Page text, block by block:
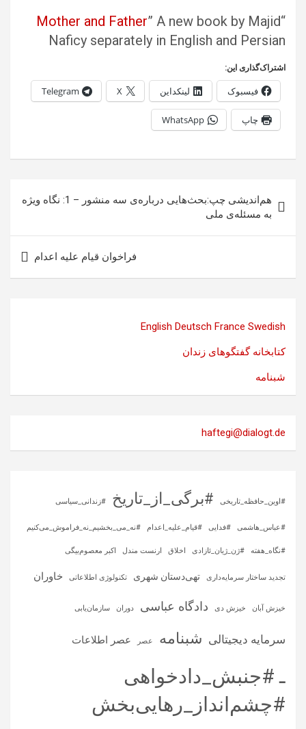
“
Mother and Father” A new book by Majid
Naficy separately in English and Persian
اشتراک‌گذاری این:
فیسبوک لینکداین X
Telegram
چاپ WhatsApp
نوشته
هم‌اندیشی چپ:بحث‌هایی درباره‌ی سه منشور – 1: نگاه ویژه
به مسئله‌ی ملی
فراخوان قیام علیه اعدام
English Deutsch France Swedish
کتابخانه گفتگوهای زندان
شبنامه
haftegi@dialogt.de
#اوین_حافظه_تاریخی #برگی_از_تاریخ #زندانی_سیاسی
#عباس_هاشمی #فدایی #قیام_علیه_اعدام #نه_می_بخشیم_نه_فراموش_می‌کنیم
#نگاه_هفته #ژن_ژیان_ئازادی اخلاق ارنست مندل اکبر معصوم‌بیگی
تجدید ساختار سرمایه‌داری تهی‌دستان شهری تکنولوژی اطلاعاتی خاوران
خیزش آبان خیزش دی دادگاه عباسی دوران سازمان‌یابی
سرمایه‌ دیجیتالی شبنامه عصر عصر اطلاعات
ـ #جنبش_دادخواهی
#چشم‌انداز_رهایی‌بخش